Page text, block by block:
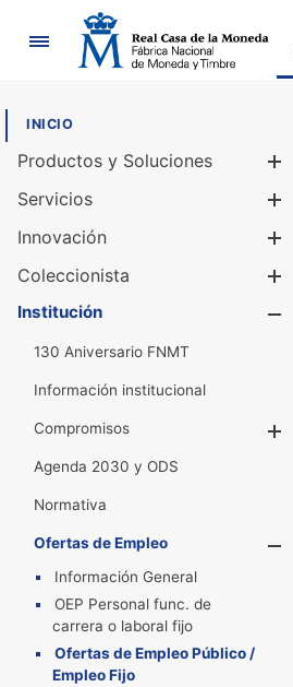
Navegación
INICIO
Productos y Soluciones
Servicios
Innovación
Coleccionista
Institución
130 Aniversario FNMT
Información institucional
Compromisos
Agenda 2030 y ODS
Normativa
Ofertas de Empleo
Información General
OEP Personal func. de
carrera o laboral fijo
Ofertas de Empleo Público /
Empleo Fijo